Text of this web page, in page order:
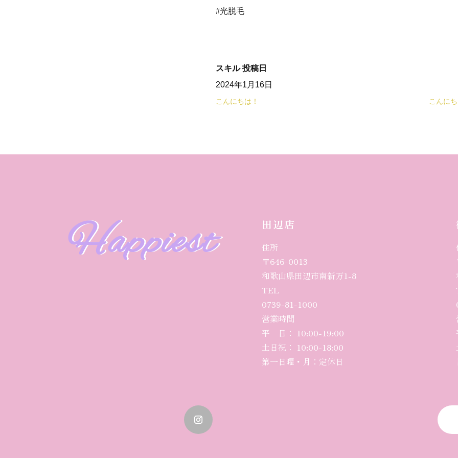
#光脱毛
スキル 投稿日
2024年1月16日
こんにちは！ こんに
Happiest 田辺店
住所
〒646-0013
和歌山県田辺市南新万1-8
TEL
0739-81-1000
営業時間
平 日： 10:00-19:00
土日祝： 10:00-18:00
第一日曜・月：定休日